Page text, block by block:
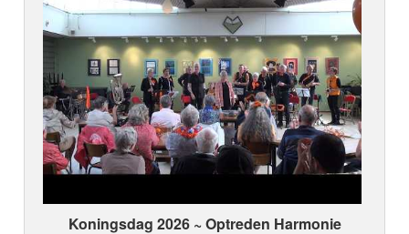
Koningsdag 2026 ~ Optreden Harmonie